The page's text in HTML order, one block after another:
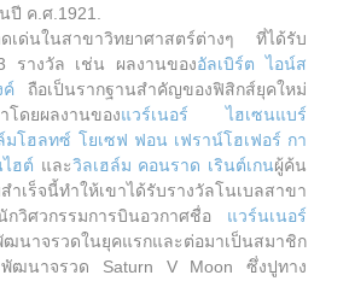
ปี ค.ศ.1921.
ดเด่นในสาขาวิทยาศาสตร์ต่างๆ ที่ได้รับ
รางวัล เช่น ผลงานของอัลเบิร์ต ไอน์ส
ถือเป็นรากฐานสำคัญของฟิสิกส์ยุคใหม่
โดยผลงานของแวร์เนอร์ ไฮเซนแบร์
มโฮลทซ์ โยเซฟ ฟอน เฟราน์โฮเฟอร์ กา
ฮต์ และวิลเฮล์ม คอนราด เรินต์เกนผู้ค้น
เร็จนี้ทำให้เขาได้รับรางวัลโนเบลสาขา
ศวกรรมการบินอวกาศชื่อ แวร์นเนอร์
าจรวดในยุคแรกและต่อมาเป็นสมาชิก
ฒนาจรวด Saturn V Moon ซึ่งปูทาง